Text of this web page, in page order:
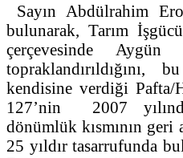
Sayın Abdülrahim
bulunarak, Tarım
çerçevesinde Aygün
kendisine verdiği
127’nin 2007
dönümlük kısmının geri
25 yıldır tasarrufunda